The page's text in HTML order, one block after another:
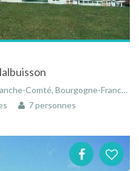
Bourgogne-Franche-Comté, France
7 personnes